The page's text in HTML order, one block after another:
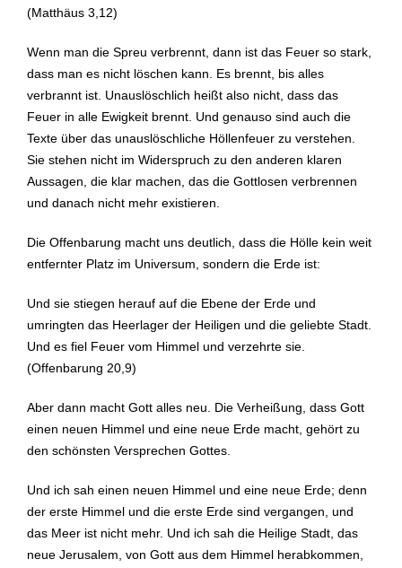
(Matthäus 3,12)
Wenn man die Spreu verbrennt, dann ist das Feuer so stark,
dass man es nicht löschen kann. Es brennt, bis alles
verbrannt ist. Unauslöschlich heißt also nicht, dass das
Feuer in alle Ewigkeit brennt. Und genauso sind auch die
Texte über das unauslöschliche Höllenfeuer zu verstehen.
Sie stehen nicht im Widerspruch zu den anderen klaren
Aussagen, die klar machen, das die Gottlosen verbrennen
und danach nicht mehr existieren.
Die Offenbarung macht uns deutlich, dass die Hölle kein weit
entfernter Platz im Universum, sondern die Erde ist:
Und sie stiegen herauf auf die Ebene der Erde und
umringten das Heerlager der Heiligen und die geliebte Stadt.
Und es fiel Feuer vom Himmel und verzehrte sie.
(Offenbarung 20,9)
Aber dann macht Gott alles neu. Die Verheißung, dass Gott
einen neuen Himmel und eine neue Erde macht, gehört zu
den schönsten Versprechen Gottes.
Und ich sah einen neuen Himmel und eine neue Erde; denn
der erste Himmel und die erste Erde sind vergangen, und
das Meer ist nicht mehr. Und ich sah die Heilige Stadt, das
neue Jerusalem, von Gott aus dem Himmel herabkommen,